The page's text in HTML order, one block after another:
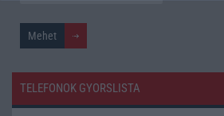
TELEFONOK GYORSLISTA